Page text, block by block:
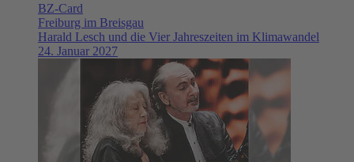
BZ-Card
Freiburg im Breisgau
Harald Lesch und die Vier Jahreszeiten im Klimawandel
24. Januar 2027